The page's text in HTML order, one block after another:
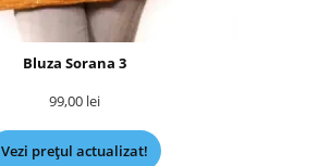
Bluza Sorana 3
99,00 lei
Vezi prețul actualizat!